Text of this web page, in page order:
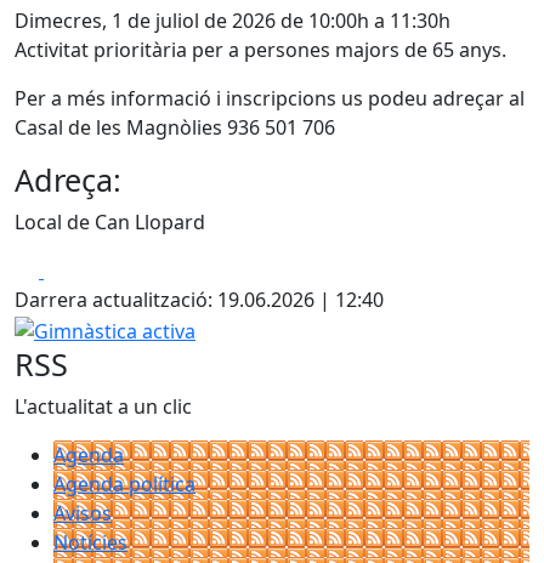
Dimecres, 1 de juliol de 2026 de 10:00h a 11:30h
Activitat prioritària per a persones majors de 65 anys.
Per a més informació i inscripcions us podeu adreçar al
Casal de les Magnòlies 936 501 706
Adreça:
Local de Can Llopard
Darrera actualització: 19.06.2026 | 12:40
Gimnàstica activa
RSS
L'actualitat a un clic
Agenda
Agenda política
Avisos
Notícies